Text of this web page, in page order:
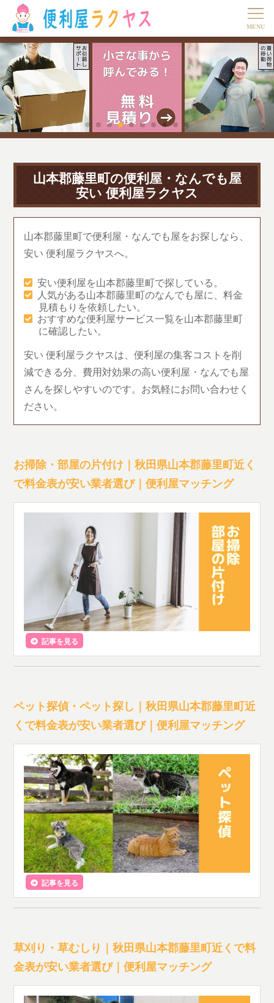
山本郡藤里町の便利屋・なんでも屋
安い 便利屋ラクヤス
山本郡藤里町で便利屋・なんでも屋をお探しなら、
安い 便利屋ラクヤスへ。
安い便利屋を山本郡藤里町で探している。
人気がある山本郡藤里町のなんでも屋に、料金
見積もりを依頼したい。
おすすめな便利屋サービス一覧を山本郡藤里町
に確認したい。
安い 便利屋ラクヤスは、便利屋の集客コストを削
減できる分、費用対効果の高い便利屋・なんでも屋
さんを探しやすいのです。お気軽にお問い合わせく
ださい。
お掃除・部屋の片付け｜秋田県山本郡藤里町近く
で料金表が安い業者選び｜便利屋マッチング
記事を見る
ペット探偵・ペット探し｜秋田県山本郡藤里町近
くで料金表が安い業者選び｜便利屋マッチング
記事を見る
草刈り・草むしり｜秋田県山本郡藤里町近くで料
金表が安い業者選び｜便利屋マッチング